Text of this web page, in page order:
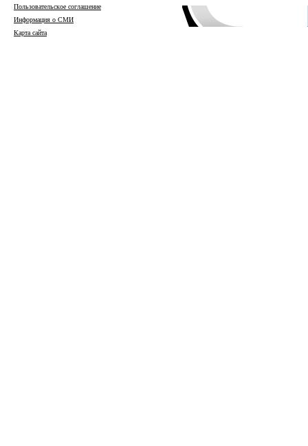
Пользовательское соглашение
Информация о СМИ
Карта сайта